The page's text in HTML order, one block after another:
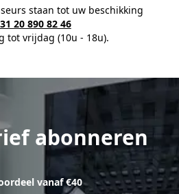
staan tot uw beschikking
20 890 82 46
tot vrijdag (10u - 18u).
abonneren
vanaf €40